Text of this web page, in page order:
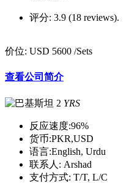
评分: 3.9 (18 reviews).
价位: USD 5600 /Sets
查看公司简介
2 YRS
反应速度:96%
货币:PKR,USD
语言:English, Urdu
联系人: Arshad
支付方式: T/T, L/C